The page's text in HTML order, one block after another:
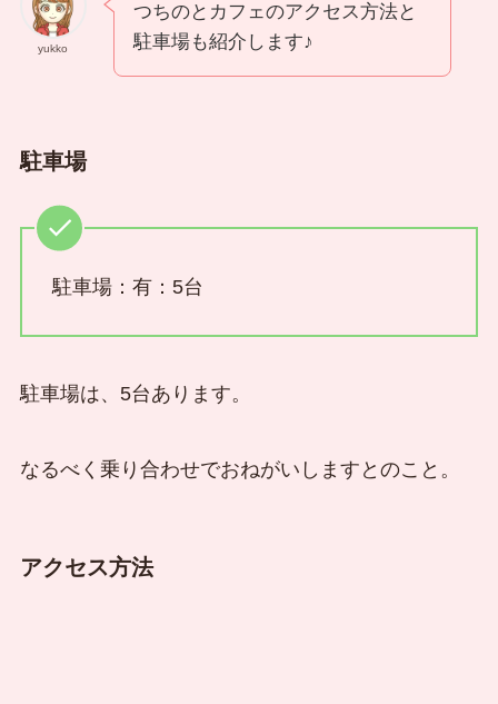
yukko
つちのとカフェのアクセス方法と
駐車場も紹介します♪
駐車場
駐車場：有：5台
駐車場は、5台あります。
なるべく乗り合わせでおねがいしますとのこと。
アクセス方法